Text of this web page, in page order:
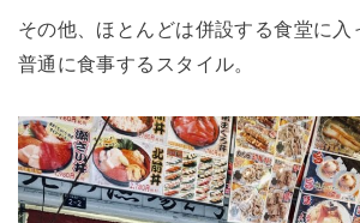
その他、ほとんどは併設する食堂に入
普通に食事するスタイル。